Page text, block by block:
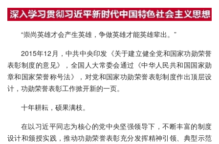
“崇尚英雄才会产生英雄，争做英雄才能英雄辈出。”
2015年12月，中共中央印发《关于建立健全党和国家功勋荣誉
表彰制度的意见》，全国人大常委会通过《中华人民共和国国家勋
章和国家荣誉称号法》，对党和国家功勋荣誉表彰制度作出顶层设
计，功勋荣誉表彰工作掀开新的一页。
十年耕耘，硕果满枝。
在以习近平同志为核心的党中央坚强领导下，不断丰富的制度
设计和颁授实践，推动功勋荣誉表彰充分发挥精神引领、典型示范